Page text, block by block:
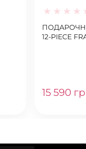
12-PIECE
15 590